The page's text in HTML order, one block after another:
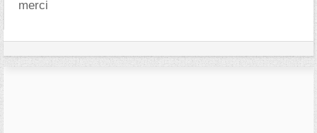
merci